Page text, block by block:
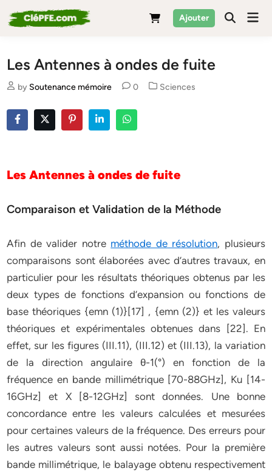
to
Ajouter
Les Antennes à ondes de fuite
by Soutenance mémoire 0
Posted
Sciences
Les Antennes à ondes de fuite
Comparaison et Validation de la Méthode
Afin de valider notre méthode de résolution, plusieurs
comparaisons sont élaborées avec d’autres travaux, en
particulier pour les résultats théoriques obtenus par les
deux types de fonctions d’expansion ou fonctions de
base théoriques {emn (1)}[17] , {emn (2)} et les valeurs
théoriques et expérimentales obtenues dans [22]. En
effet, sur les figures (III.11), (III.12) et (III.13), la variation
de la direction angulaire θ-1(°) en fonction de la
fréquence en bande millimétrique [70-88GHz], Ku [14-
16GHz] et X [8-12GHz] sont données. Une bonne
concordance entre les valeurs calculées et mesurées
pour certaines valeurs de la fréquence. Des erreurs pour
les autres valeurs sont aussi notées. Pour la première
bande millimétrique, le balayage obtenu respectivement